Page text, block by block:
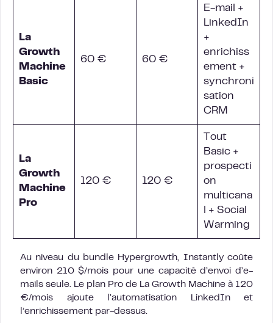
La
Growth
Machine
Basic
60 € 60 €
E-mail +
LinkedIn
+
enrichiss
ement +
synchroni
sation
CRM
La
Growth
Machine
Pro
120 € 120 €
Tout
Basic +
prospecti
on
multicana
l + Social
Warming
Au niveau du bundle Hypergrowth, Instantly coûte
environ 210 $/mois pour une capacité d’envoi d’e-
mails seule. Le plan Pro de La Growth Machine à 120
€/mois ajoute l’automatisation LinkedIn et
l’enrichissement par-dessus.